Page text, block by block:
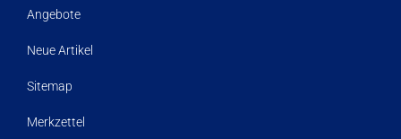
Angebote
Neue Artikel
Sitemap
Merkzettel